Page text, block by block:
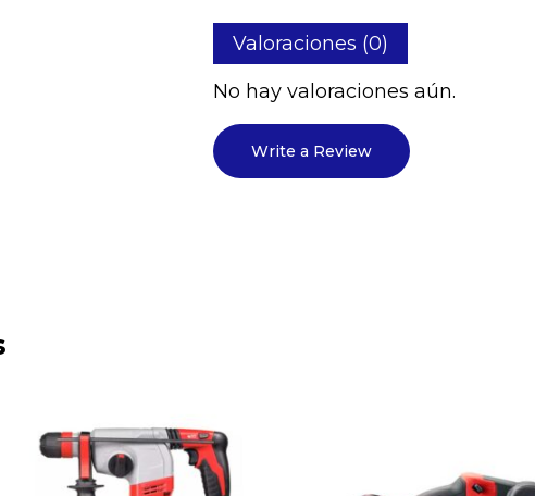
Valoraciones (0)
No hay valoraciones aún.
Write a Review